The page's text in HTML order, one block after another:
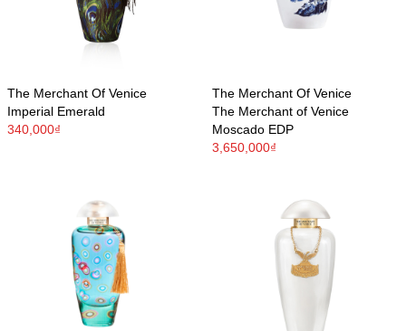
The Merchant Of Venice
Imperial Emerald
340,000₫
The Merchant Of Venice
The Merchant of Venice
Moscado EDP
3,650,000₫